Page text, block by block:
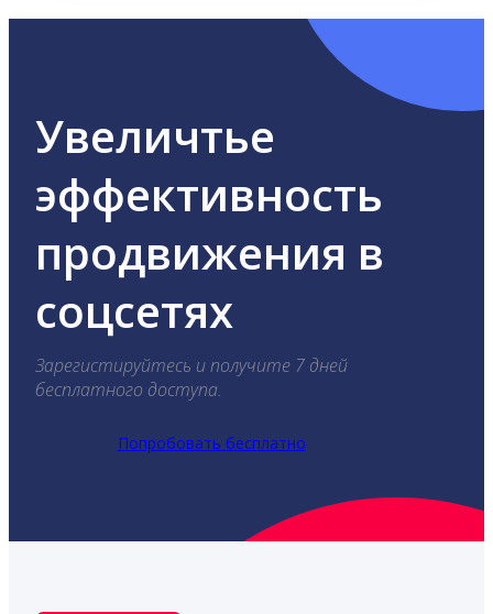
Увеличтье
эффективность
продвижения в
соцсетях
Зарегистируйтесь и получите 7 дней
бесплатного доступа.
Попробовать бесплатно